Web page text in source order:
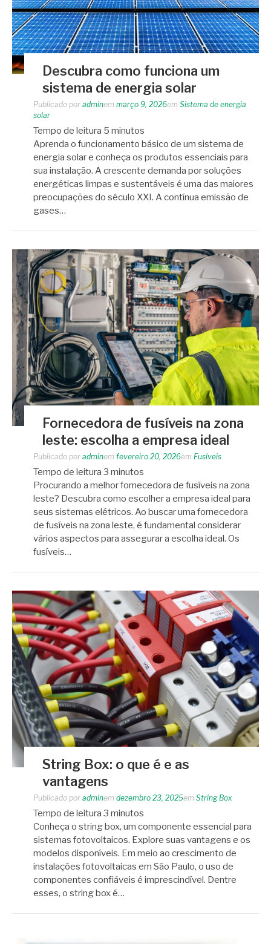
Descubra como funciona um
sistema de energia solar
Publicado por adminem março 9, 2026em Sistema de energia
solar
Tempo de leitura 5 minutos
Aprenda o funcionamento básico de um sistema de
energia solar e conheça os produtos essenciais para
sua instalação. A crescente demanda por soluções
energéticas limpas e sustentáveis é uma das maiores
preocupações do século XXI. A contínua emissão de
gases…
Fornecedora de fusíveis na zona
leste: escolha a empresa ideal
Publicado por adminem fevereiro 20, 2026em Fusíveis
Tempo de leitura 3 minutos
Procurando a melhor fornecedora de fusíveis na zona
leste? Descubra como escolher a empresa ideal para
seus sistemas elétricos. Ao buscar uma fornecedora
de fusíveis na zona leste, é fundamental considerar
vários aspectos para assegurar a escolha ideal. Os
fusíveis…
String Box: o que é e as
vantagens
Publicado por adminem dezembro 23, 2025em String Box
Tempo de leitura 3 minutos
Conheça o string box, um componente essencial para
sistemas fotovoltaicos. Explore suas vantagens e os
modelos disponíveis. Em meio ao crescimento de
instalações fotovoltaicas em São Paulo, o uso de
componentes confiáveis é imprescindível. Dentre
esses, o string box é…